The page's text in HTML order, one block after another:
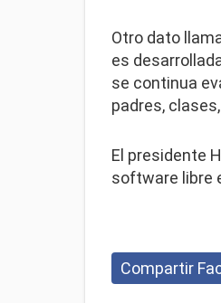
Otro dato
es
se continua
padres,
El presidente
software libre
Compartir